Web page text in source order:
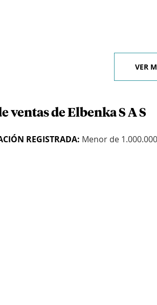
VER
ventas de Elbenka S A S
REGISTRADA: Menor de